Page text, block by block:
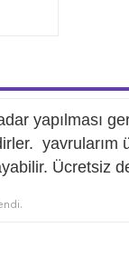
yapılması
yavrularım
Ücretsiz